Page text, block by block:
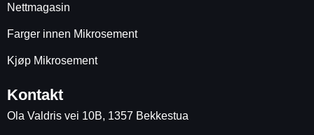
Nettmagasin
Farger innen Mikrosement
Kjøp Mikrosement
Kontakt
Ola Valdris vei 10B, 1357 Bekkestua